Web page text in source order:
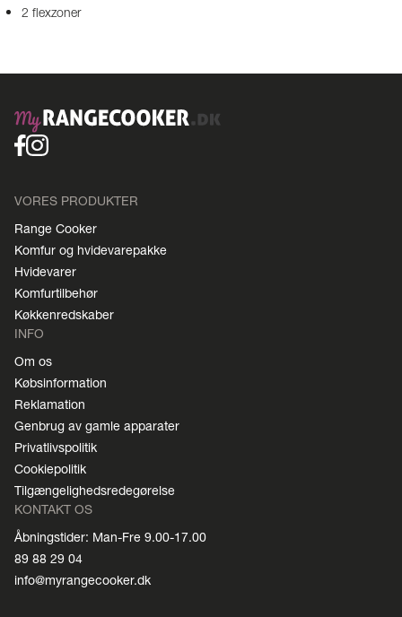
2 flexzoner
VORES PRODUKTER
Range Cooker
Komfur og hvidevarepakke
Hvidevarer
Komfurtilbehør
Køkkenredskaber
INFO
Om os
Købsinformation
Reklamation
Genbrug av gamle apparater
Privatlivspolitik
Cookiepolitik
Tilgængelighedsredegørelse
KONTAKT OS
Åbningstider: Man-Fre 9.00-17.00
89 88 29 04
info@myrangecooker.dk